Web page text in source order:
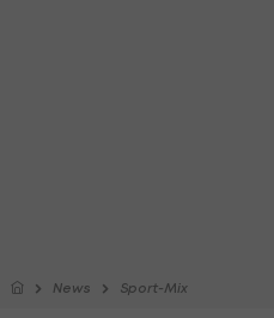
News Sport-Mix